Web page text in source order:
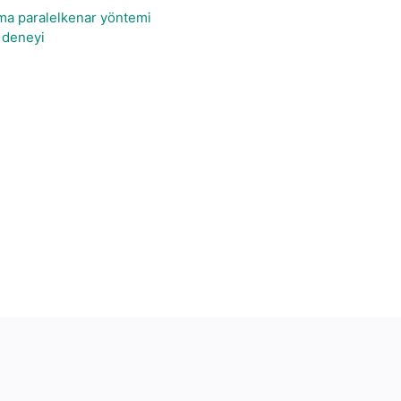
paralelkenar yöntemi